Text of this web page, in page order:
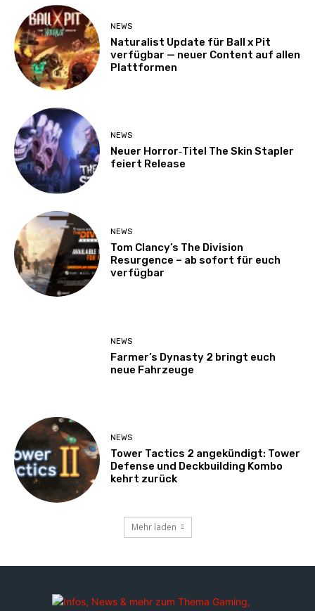
NEWS
Naturalist Update für Ball x Pit
verfügbar — neuer Content auf allen
Plattformen
NEWS
Neuer Horror‑Titel The Skin Stapler
feiert Release
NEWS
Tom Clancy’s The Division
Resurgence – ab sofort für euch
verfügbar
NEWS
Farmer’s Dynasty 2 bringt euch
neue Fahrzeuge
NEWS
Tower Tactics 2 angekündigt: Tower
Defense und Deckbuilding Kombo
kehrt zurück
Mehr laden